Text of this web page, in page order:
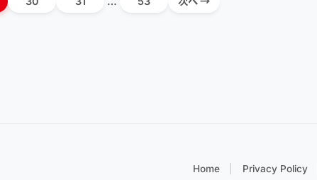
Home Privacy Policy